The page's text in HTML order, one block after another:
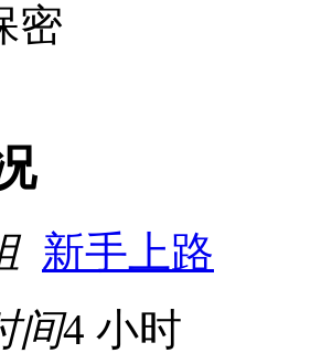
密
新手上路
间4 小时